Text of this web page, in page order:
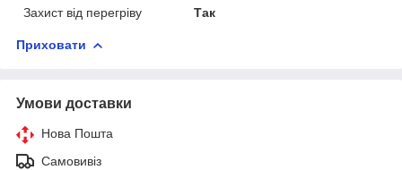
Захист від перегріву
Так
Приховати
Умови доставки
Нова Пошта
Самовивіз